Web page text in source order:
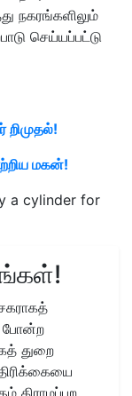
நகரங்களிலும்
செய்யப்பட்டு
றிமுதல்!
மகன்!
a cylinder for
போன்ற
துறை
கிராமப்புற